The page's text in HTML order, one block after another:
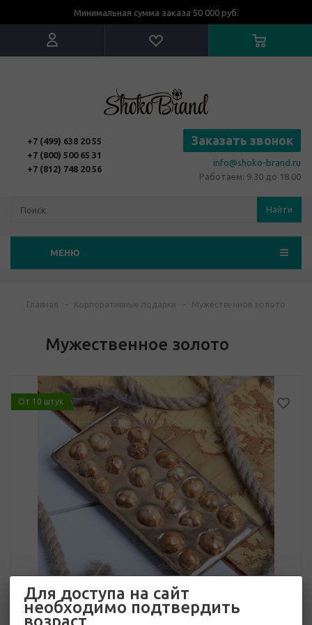
Минимальная сумма заказа 50 000 руб.
+7 (499) 638 20 55
+7 (800) 500 65 31
+7 (812) 748 20 56
Заказать звонок
info@shoko-brand.ru
Работаем: 9.30 до 18.00
Найти
МЕНЮ
Главная - Корпоративные подарки - Мужественное золото
Мужественное золото
От 10 штук
Для доступа на сайт
необходимо подтвердить
возраст